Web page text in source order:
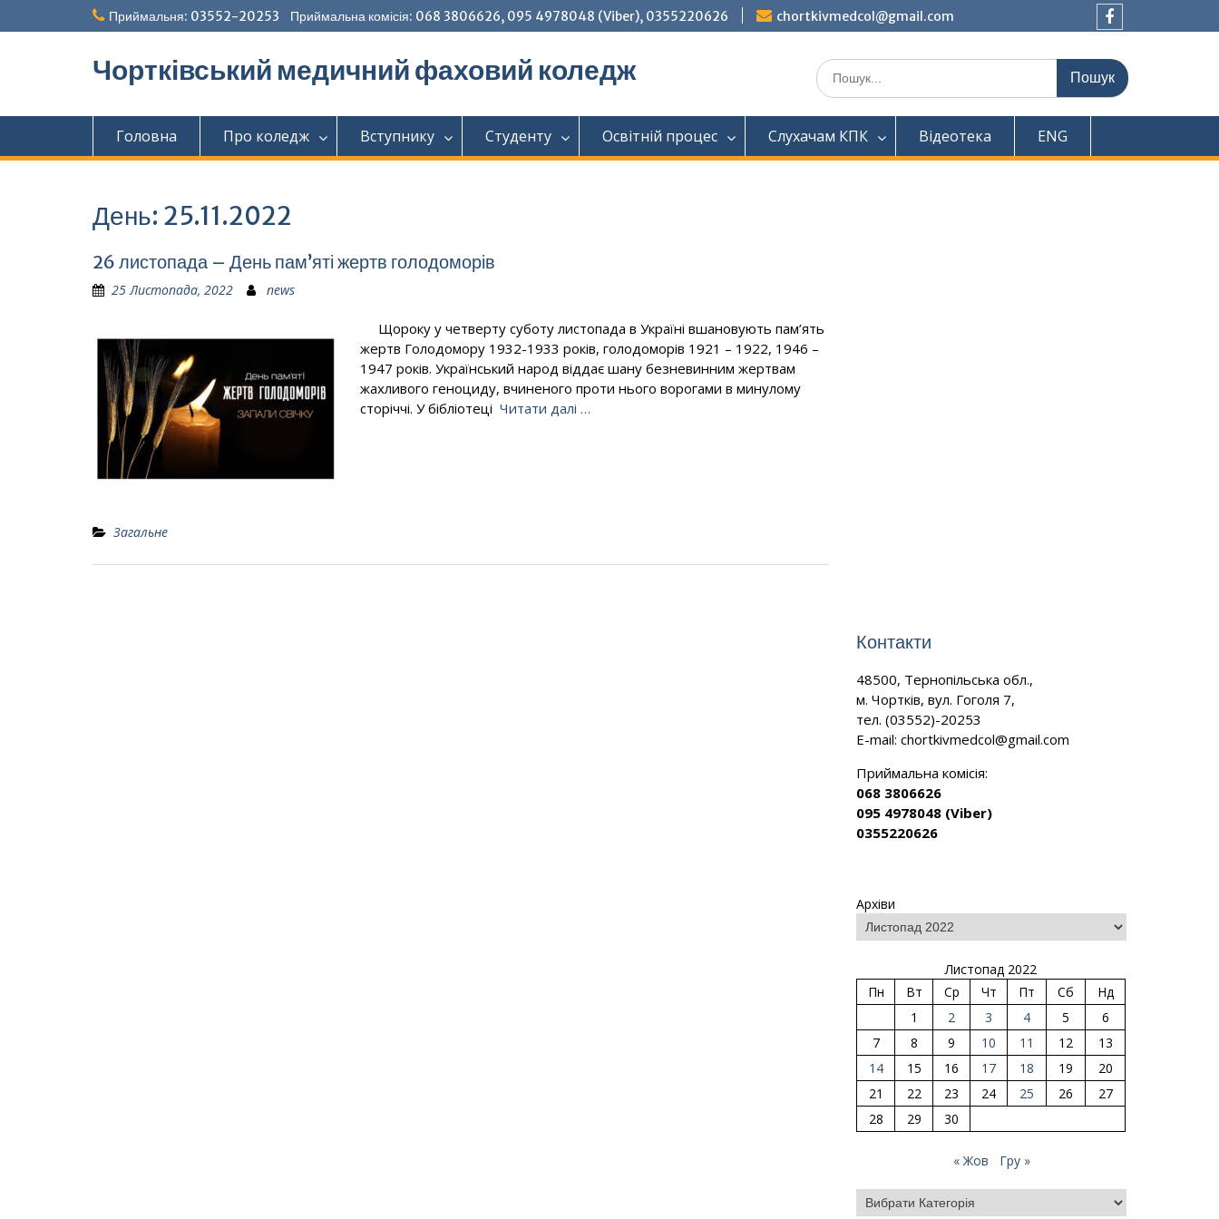
до
Приймальня: 03552-20253 Приймальна комісія: 068 3806626, 095 4978048 (Viber), 0355220626
chortkivmedcol@gmail.com
Чортківський медичний фаховий коледж Шукати:
Головна Про коледж Вступнику Студенту Освітній процес Слухачам КПК Відеотека ENG
День: 25.11.2022
26 листопада – День пам’яті жертв голодоморів
25 Листопада, 2022 news
Щороку у четверту суботу листопада в Україні вшановують пам’ять
жертв Голодомору 1932-1933 років, голодоморів 1921 – 1922, 1946 –
1947 років. Український народ віддає шану безневинним жертвам
жахливого геноциду, вчиненого проти нього ворогами в минулому
сторіччі. У бібліотеці Читати далі …
Загальне
Контакти
48500, Тернопільська обл.,
м. Чортків, вул. Гоголя 7,
тел. (03552)-20253
E-mail:chortkivmedcol@gmail.com
Приймальна комісія:
068 3806626
095 4978048 (Viber)
0355220626
Архіви
Листопад 2022
Пн
Вт Ср Чт Пт Сб
Нд
1
2 3 4 5
6
7
8 9 10 11 12
13
14
15 16 17 18 19
20
21
22 23 24 25 26
27
28
29 30
« Жов Гру »
Категорії